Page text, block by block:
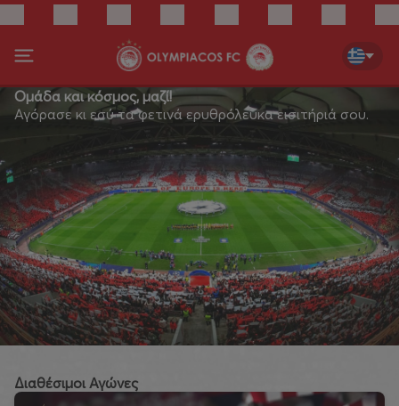
Ομάδα και κόσμος, μαζί!
Αγόρασε κι εσύ τα φετινά ερυθρόλευκα εισιτήριά σου.
Διαθέσιμοι Αγώνες